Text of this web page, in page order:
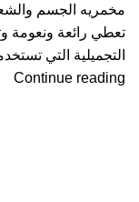
مخمريه الجسم
تعطي رائعة ونعومة
التجميلية التي
Continue reading